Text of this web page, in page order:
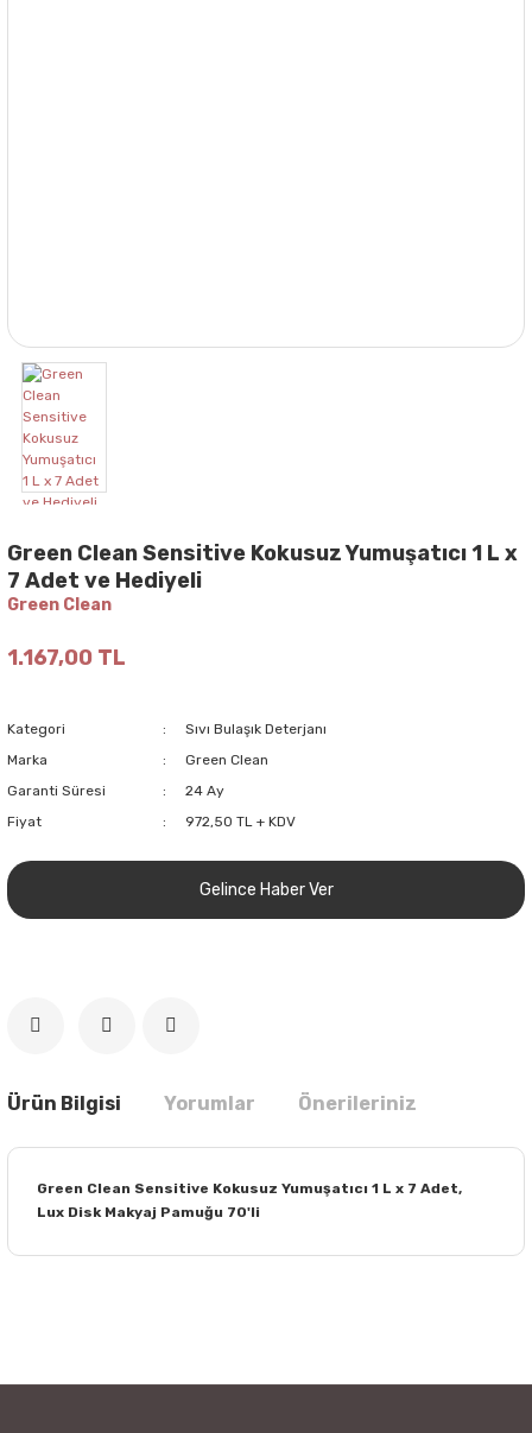
Green Clean Sensitive Kokusuz Yumuşatıcı 1 L x
7 Adet ve Hediyeli
Green Clean
1.167,00 TL
Kategori
Sıvı Bulaşık Deterjanı
Marka
Green Clean
Garanti Süresi
24 Ay
Fiyat
972,50 TL + KDV
Gelince Haber Ver
Ürün Bilgisi Yorumlar Önerileriniz
Green Clean Sensitive Kokusuz Yumuşatıcı 1 L x 7 Adet,
Lux Disk Makyaj Pamuğu 70'li